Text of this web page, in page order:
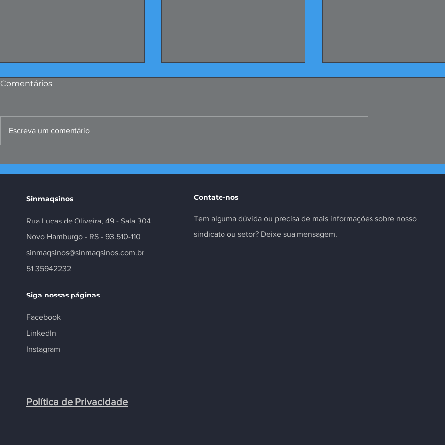
Comentários
Escreva um comentário
Sinmaqsinos
Rua Lucas de Oliveira, 49 - Sala 304
Novo Hamburgo - RS - 93.510-110
sinmaqsinos@sinmaqsinos.com.br
51 35942232
Siga nossas páginas
Facebook
LinkedIn
Instagram
Política de Privacidade
Contate-nos
Tem alguma dúvida ou precisa de mais informações sobre nosso
sindicato ou setor? Deixe sua mensagem.